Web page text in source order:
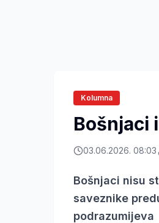
Kolumna
Bošnjaci
03.06.2026. 08:03
Bošnjaci nisu
saveznike
podrazumijeva